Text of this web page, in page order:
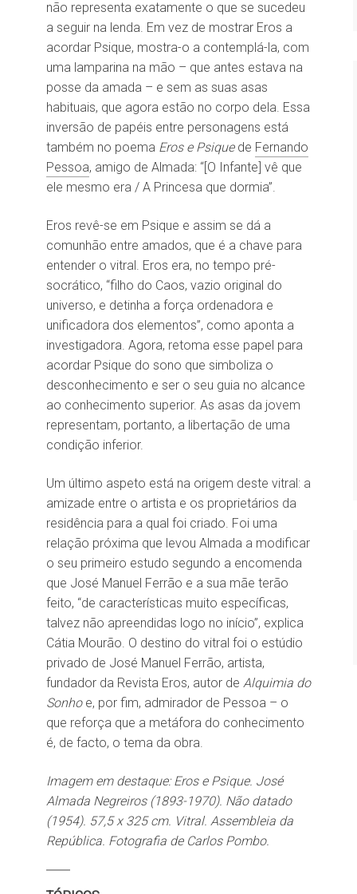
não representa exatamente o que se sucedeu
a seguir na lenda. Em vez de mostrar Eros a
acordar Psique, mostra-o a contemplá-la, com
uma lamparina na mão – que antes estava na
posse da amada – e sem as suas asas
habituais, que agora estão no corpo dela. Essa
inversão de papéis entre personagens está
também no poema Eros e Psiquede Fernando
Pessoa, amigo de Almada: “[O Infante] vê que
ele mesmo era / A Princesa que dormia”.
Eros revê-se em Psique e assim se dá a
comunhão entre amados, que é a chave para
entender o vitral. Eros era, no tempo pré-
socrático, “filho do Caos, vazio original do
universo, e detinha a força ordenadora e
unificadora dos elementos”, como aponta a
investigadora. Agora, retoma esse papel para
acordar Psique do sono que simboliza o
desconhecimento e ser o seu guia no alcance
ao conhecimento superior. As asas da jovem
representam, portanto, a libertação de uma
condição inferior.
Um último aspeto está na origem deste vitral: a
amizade entre o artista e os proprietários da
residência para a qual foi criado. Foi uma
relação próxima que levou Almada a modificar
o seu primeiro estudo segundo a encomenda
que José Manuel Ferrão e a sua mãe terão
feito, “de características muito específicas,
talvez não apreendidas logo no início”, explica
Cátia Mourão. O destino do vitral foi o estúdio
privado de José Manuel Ferrão, artista,
fundador da Revista Eros, autor de Alquimia do
Sonhoe, por fim, admirador de Pessoa – o
que reforça que a metáfora do conhecimento
é, de facto, o tema da obra.
Imagem em destaque: Eros e Psique. José
Almada Negreiros (1893-1970). Não datado
(1954). 57,5 x 325 cm. Vitral. Assembleia da
República. Fotografia de Carlos Pombo.